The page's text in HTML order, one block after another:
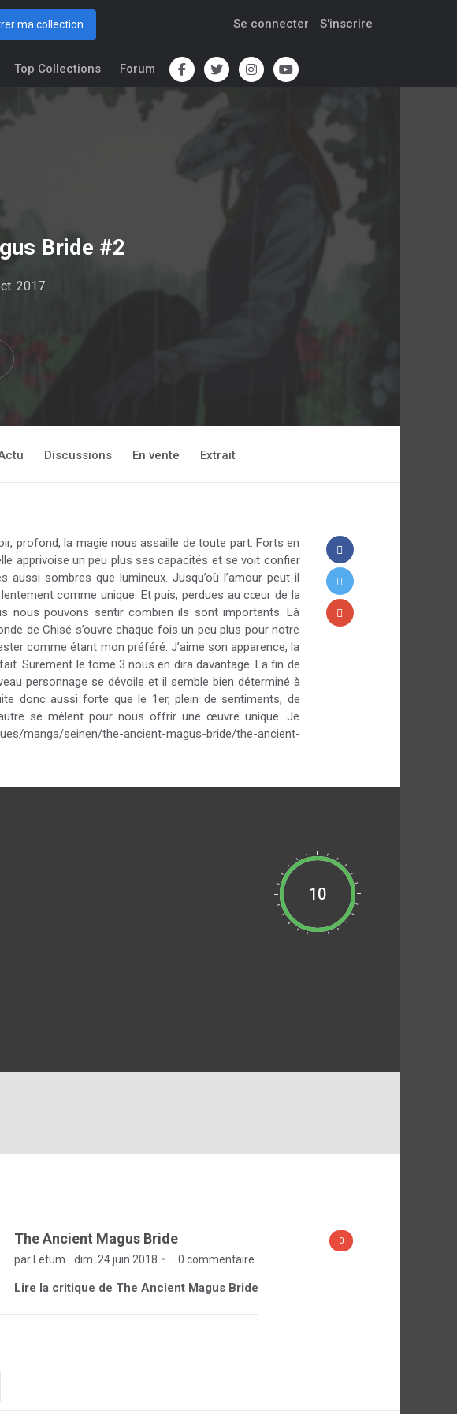
ma collection Se connecter S'inscrire
Top Collections Forum
Bride #2
2017
Discussions En vente Extrait
profond, la magie nous assaille de toute part. Forts en
apprivoise un peu plus ses capacités et se voit confier
sombres que lumineux. Jusqu’où l’amour peut-il
comme unique. Et puis, perdues au cœur de la
nous pouvons sentir combien ils sont importants. Là
de Chisé s’ouvre chaque fois un peu plus pour notre
comme étant mon préféré. J’aime son apparence, la
Surement le tome 3 nous en dira davantage. La fin de
personnage se dévoile et il semble bien déterminé à
donc aussi forte que le 1er, plein de sentiments, de
se mêlent pour nous offrir une œuvre unique. Je
manga/seinen/the-ancient-magus-bride/the-ancient-
10
0
The Ancient Magus Bride
par Letum dim. 24 juin 2018 0 commentaire
Lire la critique de The Ancient Magus Bride